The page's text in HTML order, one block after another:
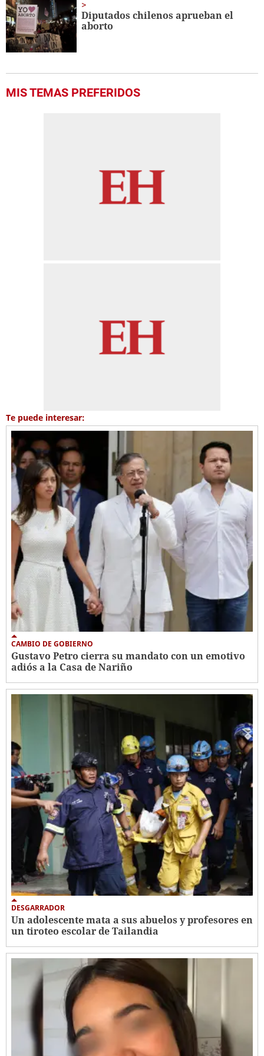
seconds
Diputados chilenos aprueban el
aborto
MIS TEMAS PREFERIDOS
Te puede interesar:
CAMBIO DE GOBIERNO
Gustavo Petro cierra su mandato con un emotivo
adiós a la Casa de Nariño
DESGARRADOR
Un adolescente mata a sus abuelos y profesores en
un tiroteo escolar de Tailandia